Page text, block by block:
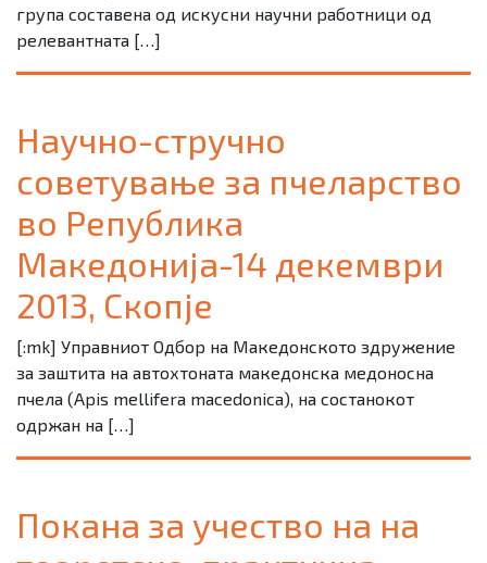
група составена од искусни научни работници од
релевантната […]
Научно-стручно
советување за пчеларство
во Република
Македонија-14 декември
2013, Скопје
[:mk] Управниот Одбор на Македонското здружение
за заштита на автохтоната македонска медоносна
пчела (Apis mellifera macedonica), на состанокот
одржан на […]
Покана за учество на на